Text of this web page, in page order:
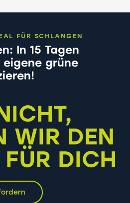
FÜR SCHLANGEN
In 15 Tagen
grüne
WIR DEN
DICH